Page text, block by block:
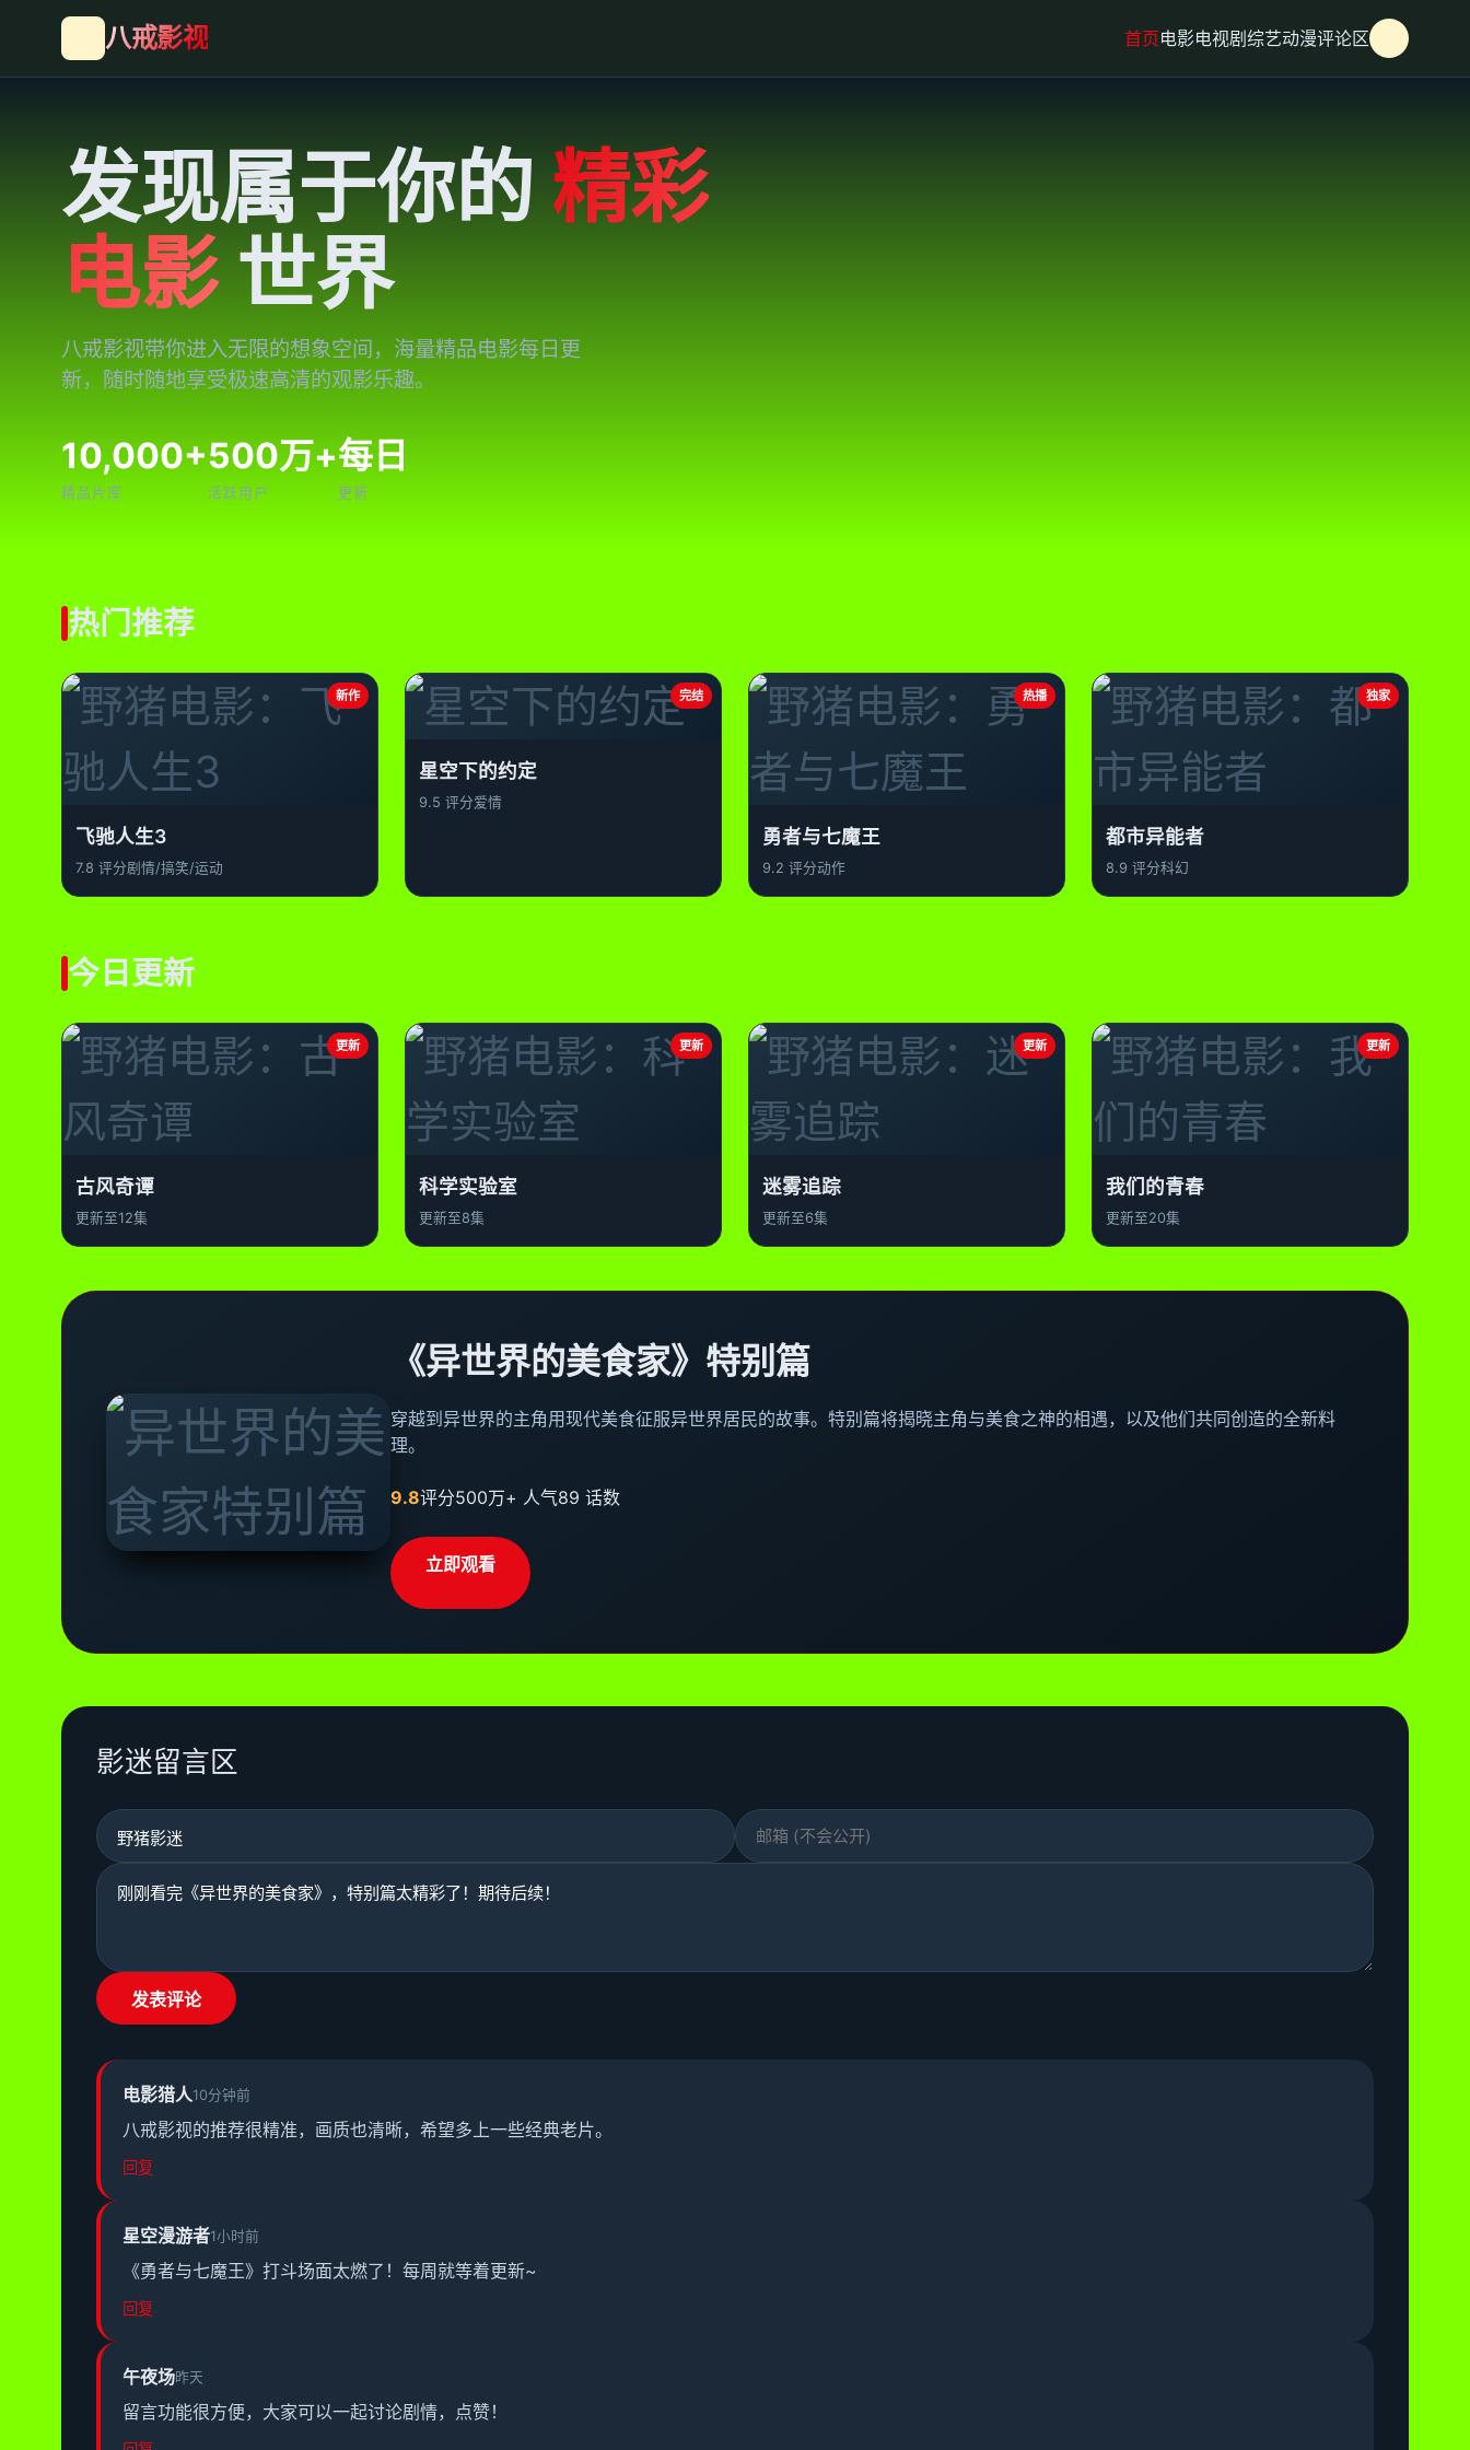
八戒影视 首页电影电视剧 综艺动漫评论区
发现属于你的精彩
电影世界
八戒影视带你进入无限的想象空间，海量精品电影每日更
新，随时随地享受极速高清的观影乐趣。
10,000+
精品片库
500万+
活跃用户
每日
更新
热门推荐
新作
飞驰人生3
7.8 评分剧情/搞笑/运动
完结
星空下的约定
9.5 评分爱情
热播
勇者与七魔王
9.2 评分动作
独家
都市异能者
8.9 评分科幻
今日更新
更新
古风奇谭
更新至12集
更新
科学实验室
更新至8集
更新
迷雾追踪
更新至6集
更新
我们的青春
更新至20集
《异世界的美食家》特别篇
穿越到异世界的主角用现代美食征服异世界居民的故事。特别篇将揭晓主角与美食之神的相遇，以及他们共同创造的全新料
理。
9.8评分500万+ 人气89 话数
立即观看
影迷留言区
发表评论
电影猎人10分钟前
八戒影视的推荐很精准，画质也清晰，希望多上一些经典老片。
回复
星空漫游者1小时前
《勇者与七魔王》打斗场面太燃了！每周就等着更新~
回复
午夜场昨天
留言功能很方便，大家可以一起讨论剧情，点赞！